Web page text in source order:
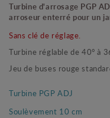
Turbine d'arrosage PGP
arroseur enterré pour un
Sans clé de réglage.
Turbine réglable de 40° à
Jeu de buses rouge
Turbine PGP ADJ
Soulèvement 10 cm